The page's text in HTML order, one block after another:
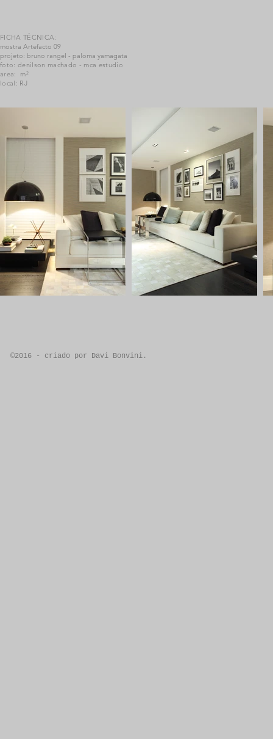
FICHA TÉCNICA:
mostra Artefacto 09
projeto: bruno rangel - paloma yamagata
foto: denilson machado - mca estudio
area: m²
local: RJ
©2016 - criado por Davi Bonvini.